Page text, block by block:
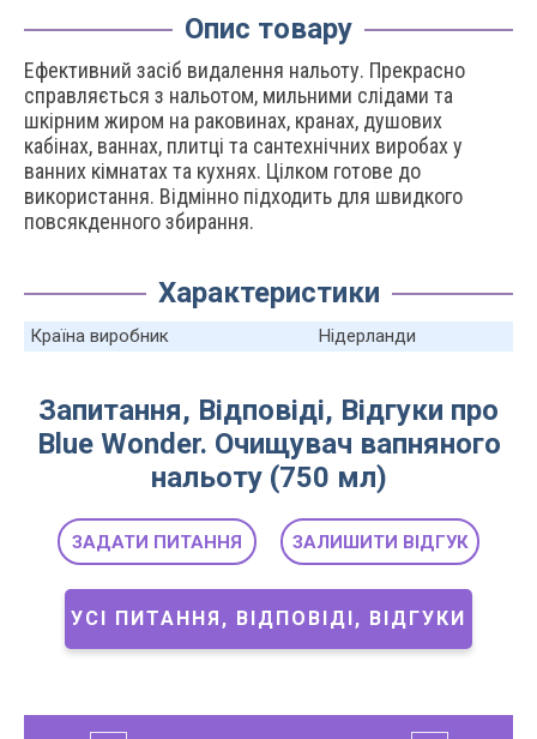
Опис товару
Ефективний засіб видалення нальоту. Прекрасно
справляється з нальотом, мильними слідами та
шкірним жиром на раковинах, кранах, душових
кабінах, ваннах, плитці та сантехнічних виробах у
ванних кімнатах та кухнях. Цілком готове до
використання. Відмінно підходить для швидкого
повсякденного збирання.
Характеристики
Країна виробник Нідерланди
Запитання, Відповіді, Відгуки про
Blue Wonder. Очищувач вапняного
нальоту (750 мл)
ЗАДАТИ ПИТАННЯ ЗАЛИШИТИ ВІДГУК
УСІ ПИТАННЯ, ВІДПОВІДІ, ВІДГУКИ